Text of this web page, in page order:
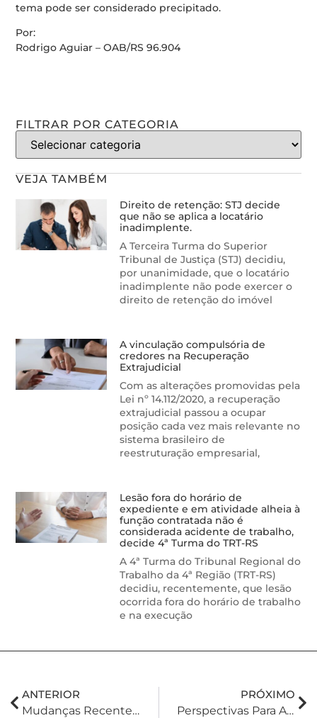
tema pode ser considerado precipitado.
Por:
Rodrigo Aguiar – OAB/RS 96.904
FILTRAR POR CATEGORIA
VEJA TAMBÉM
Direito de retenção: STJ decide
que não se aplica a locatário
inadimplente.
A Terceira Turma do Superior
Tribunal de Justiça (STJ) decidiu,
por unanimidade, que o locatário
inadimplente não pode exercer o
direito de retenção do imóvel
A vinculação compulsória de
credores na Recuperação
Extrajudicial
Com as alterações promovidas pela
Lei nº 14.112/2020, a recuperação
extrajudicial passou a ocupar
posição cada vez mais relevante no
sistema brasileiro de
reestruturação empresarial,
Lesão fora do horário de
expediente e em atividade alheia à
função contratada não é
considerada acidente de trabalho,
decide 4ª Turma do TRT-RS
A 4ª Turma do Tribunal Regional do
Trabalho da 4ª Região (TRT-RS)
decidiu, recentemente, que lesão
ocorrida fora do horário de trabalho
e na execução
ANTERIOR
Mudanças Recentes No Sistema De Apuração Do PIS E Da COFINS.
PRÓXIMO
Perspectivas Para As Demandas Tributárias Em 2023.